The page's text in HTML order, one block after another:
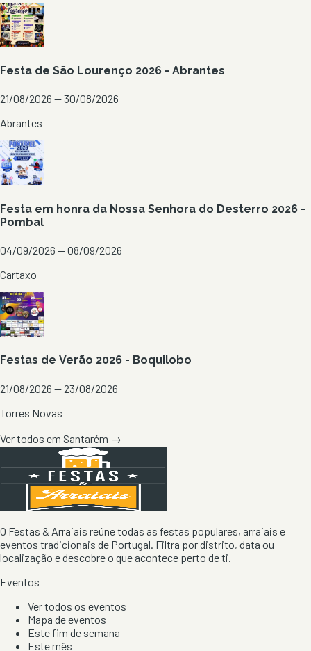
Festa de São Lourenço 2026 - Abrantes
21/08/2026 — 30/08/2026
Abrantes
Festa em honra da Nossa Senhora do Desterro 2026 -
Pombal
04/09/2026 — 08/09/2026
Cartaxo
Festas de Verão 2026 - Boquilobo
21/08/2026 — 23/08/2026
Torres Novas
Ver todos em Santarém →
O Festas & Arraiais reúne todas as festas populares, arraiais e
eventos tradicionais de Portugal. Filtra por distrito, data ou
localização e descobre o que acontece perto de ti.
Eventos
Ver todos os eventos
Mapa de eventos
Este fim de semana
Este mês